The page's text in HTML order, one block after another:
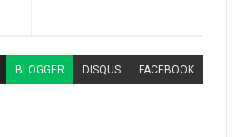
BLOGGER DISQUS FACEBOOK